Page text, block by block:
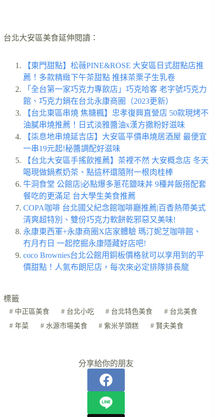
台北大安區美食延伸閱讀：
【東門甜點】松薇PINE&ROSE 大安區日式甜點店推
薦！多款精緻下午茶甜點 推抹茶栗子生乳卷
「全台第一家巧克力專飲店」巧克哈客 老字號巧克力
館、巧克力鍋在台北永康商圈（2023更新）
【台北東區串燒 焦糖楓】忠孝復興直營店 50款現烤不
油膩串燒推薦！日式淡雅醬油x漢方撒粉好滋味
【柒息地串燒延吉店】大安區平價串燒居酒屋 最便宜
一串19元起!秘醬調配好滋味
【台北大安區手搖飲推薦】茶裡不然 大安概念店 冬天
喝現做鍋煮奶茶、點這杯還隨附一根肉桂棒
牛洞食堂 公館店|必點爆多蔥花鹽味丼 9種丼飯搭配套
餐吃的更滿足 台大學生美食推薦
COPA咖啡 台北國父紀念館咖啡廳推薦|百香熱帶美式
清爽超特別、雙份巧克力軟餅乾邪惡又美味!
永康東西軍+永康商圈X店家體驗 瑪汀妮芝咖啡館、
冇月冇日 一起挖掘永康隱藏好店吧!
coco Brownies台北公館用銅板價格就可以享用到的平
價甜點！人氣布朗尼店，每次來必定排隊排長龍
標籤
#中正區美食 #台北小吃 # 台北特色美食 # 台北美食
#年菜 #水源市場美食 # 紫米芋頭糕 # 賢夫美食
分享給你的朋友